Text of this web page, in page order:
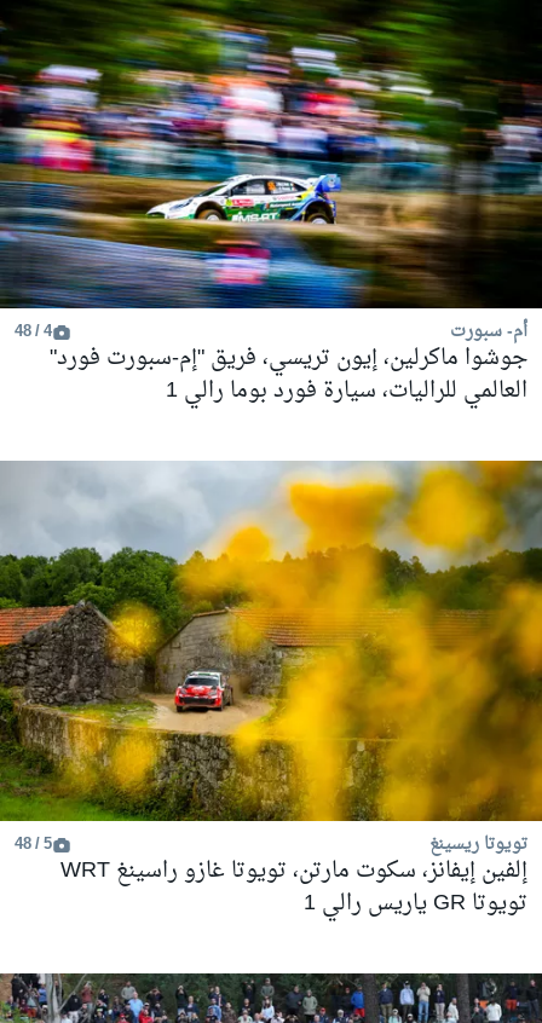
أم- سبورت 4 / 48
جوشوا ماكرلين، إيون تريسي، فريق "إم-سبورت فورد"
العالمي للراليات، سيارة فورد بوما رالي 1
تويوتا ريسينغ 5 / 48
إلفين إيفانز، سكوت مارتن، تويوتا غازو راسينغ WRT
تويوتا GR ياريس رالي 1